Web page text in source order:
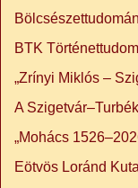
BTK
„Zrínyi Miklós –
A
„Mohács
Eötvös Loránd